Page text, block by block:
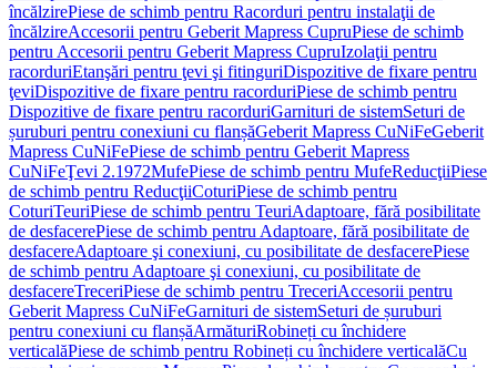
încălzirePiese de schimb pentru Racorduri pentru instalaţii de
încălzireAccesorii pentru Geberit Mapress CupruPiese de schimb
pentru Accesorii pentru Geberit Mapress CupruIzolaţii pentru
racorduriEtanşări pentru ţevi şi fitinguriDispozitive de fixare pentru
ţeviDispozitive de fixare pentru racorduriPiese de schimb pentru
Dispozitive de fixare pentru racorduriGarnituri de sistemSeturi de
șuruburi pentru conexiuni cu flanșăGeberit Mapress CuNiFeGeberit
Mapress CuNiFePiese de schimb pentru Geberit Mapress
CuNiFeŢevi 2.1972MufePiese de schimb pentru MufeReducţiiPiese
de schimb pentru ReducţiiCoturiPiese de schimb pentru
CoturiTeuriPiese de schimb pentru TeuriAdaptoare, fără posibilitate
de desfacerePiese de schimb pentru Adaptoare, fără posibilitate de
desfacereAdaptoare şi conexiuni, cu posibilitate de desfacerePiese
de schimb pentru Adaptoare şi conexiuni, cu posibilitate de
desfacereTreceriPiese de schimb pentru TreceriAccesorii pentru
Geberit Mapress CuNiFeGarnituri de sistemSeturi de șuruburi
pentru conexiuni cu flanșăArmăturiRobineți cu închidere
verticalăPiese de schimb pentru Robineți cu închidere verticalăCu